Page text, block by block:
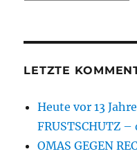
LETZTE
Heute vor 13
FRUSTSCHUTZ
OMAS GEGEN